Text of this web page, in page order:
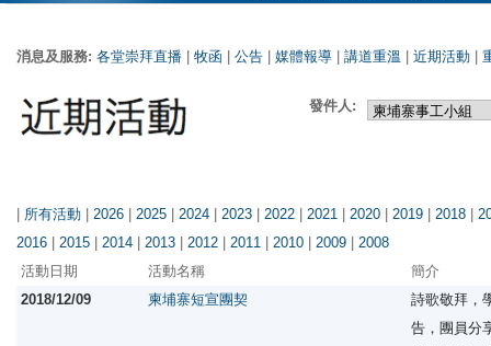
消息及服務: 各堂崇拜直播 牧函 公告 媒體報導 講道重溫 近期活動
發件人:
| 所有活動 | 2026 | 2025 | 2024 | 2023 | 2022 | 2021 | 2020 | 2019 | 2018 |
2016 | 2015 | 2014 | 2013 | 2012 | 2011 | 2010 | 2009 | 2008
活動日期
活動名稱
簡介
2018/12/09
柬埔寨短宣團契
詩歌敬拜，
告，團